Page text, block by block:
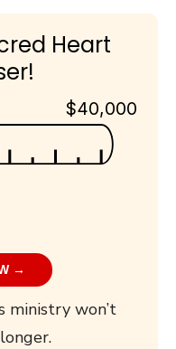
Heart
$40,000
→
ministry won’t